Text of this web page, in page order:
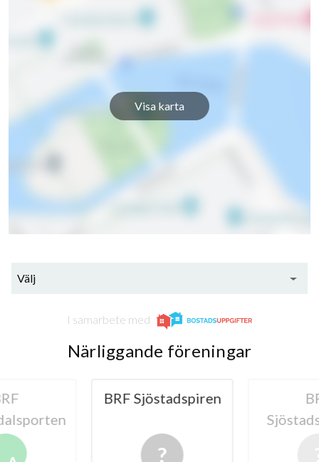
Visa karta
Välj
I samarbete med
Närliggande föreningar
BRF Sjöstadspiren